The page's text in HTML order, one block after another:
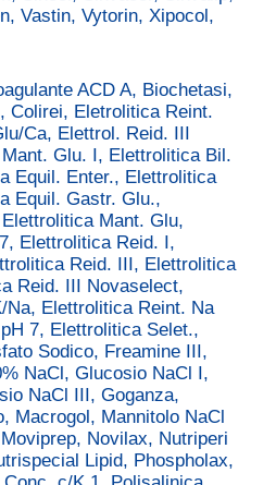
Vastin, Vytorin, Xipocol,
ACD A, Biochetasi,
Colirei, Eletrolitica Reint.
Ca, Elettrol. Reid. III
Glu. I, Elettrolitica Bil.
Equil. Enter., Elettrolitica
Equil. Gastr. Glu.,
Mant. Glu,
Elettrolitica Reid. I,
Reid. III, Elettrolitica
Reid. III Novaselect,
Elettrolitica Reint. Na
7, Elettrolitica Selet.,
Sodico, Freamine III,
NaCl, Glucosio NaCl I,
NaCl III, Goganza,
Macrogol, Mannitolo NaCl
Novilax, Nutriperi
Lipid, Phospholax,